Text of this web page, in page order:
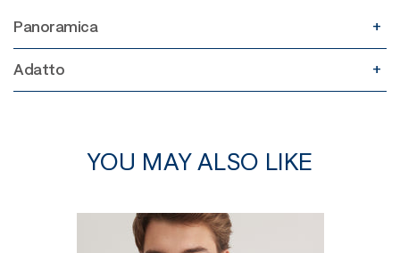
Panoramica
Adatto
YOU MAY ALSO LIKE